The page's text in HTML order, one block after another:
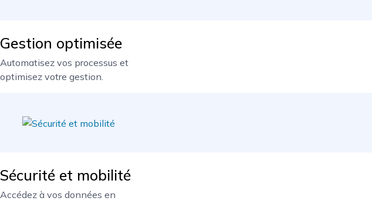
Gestion optimisée
Automatisez vos processus et
optimisez votre gestion.
Sécurité et mobilité
Accédez à vos données en